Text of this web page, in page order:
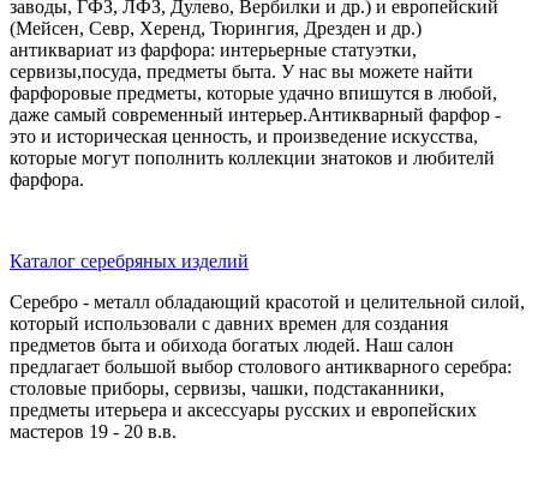
заводы, ГФЗ, ЛФЗ, Дулево, Вербилки и др.) и европейский
(Мейсен, Севр, Херенд, Тюрингия, Дрезден и др.)
антиквариат из фарфора: интерьерные статуэтки,
сервизы,посуда, предметы быта. У нас вы можете найти
фарфоровые предметы, которые удачно впишутся в любой,
даже самый современный интерьер.Антикварный фарфор -
это и историческая ценность, и произведение искусства,
которые могут пополнить коллекции знатоков и любителй
фарфора.
Каталог серебряных изделий
Серебро - металл обладающий красотой и целительной силой,
который использовали с давних времен для создания
предметов быта и обихода богатых людей. Наш салон
предлагает большой выбор столового антикварного серебра:
столовые приборы, сервизы, чашки, подстаканники,
предметы итерьера и аксессуары русских и европейских
мастеров 19 - 20 в.в.